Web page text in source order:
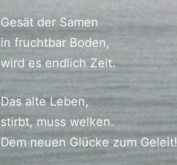
Gesät der Samen
in fruchtbar Boden,
wird es endlich Zeit.
Das alte Leben,
stirbt, muss welken.
Dem neuen Glücke zum Geleit!